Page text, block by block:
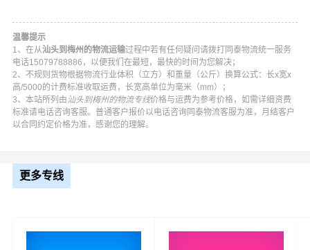
同泰汕头到梅州物流公司平台优势
丰顺县,五华县,平远县,蕉岭县,兴宁为转运中心，业务覆盖
门，货物打包，门到门运输等物流相关增值服务，同时在
温馨提示
1、在从汕头到梅州的物流运输过程中若有任何疑问请拨打同泰物流统一服务
电话15079788886，以便我们在最短，最快的时间为您解决；
2、不规则货物根据物流行业体积（立方）和重量（公斤）换算公式：长x宽x
高/5000的计费标准收取运费，长宽高单位为毫米（mm）；
3、本站所列由 汕头到梅州的物流专线价格与运费为参考价格，如需详细资费
标准请电话咨询客服。普通客户报价以电话咨询同泰物流客服为准，月结客户
以合同约定价格为准，感谢您的理解。
更多专线